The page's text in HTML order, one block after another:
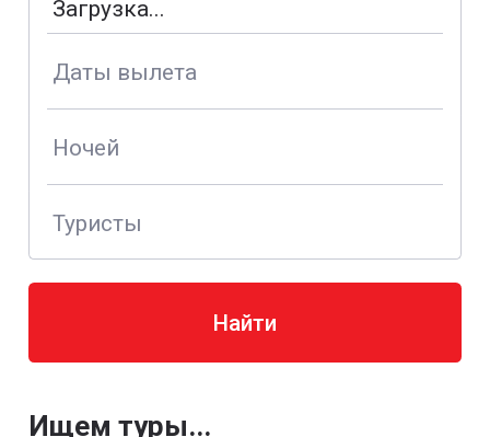
Даты вылета
Ночей
Туристы
Найти
Ищем туры...